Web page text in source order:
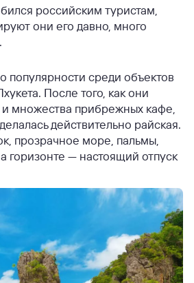
российским туристам,
они его давно, много
популярности среди объектов
После того, как они
множества прибрежных кафе,
действительно райская.
прозрачное море, пальмы,
горизонте — настоящий отпуск